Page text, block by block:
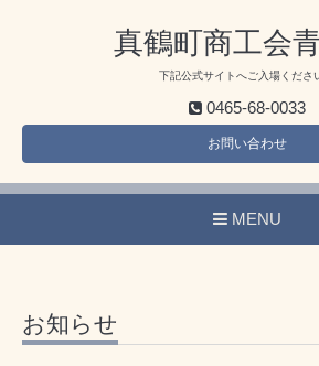
真鶴町商工会
下記公式サイトへご入場くださ
0465-68-0033
お問い合わせ
MENU
お知らせ